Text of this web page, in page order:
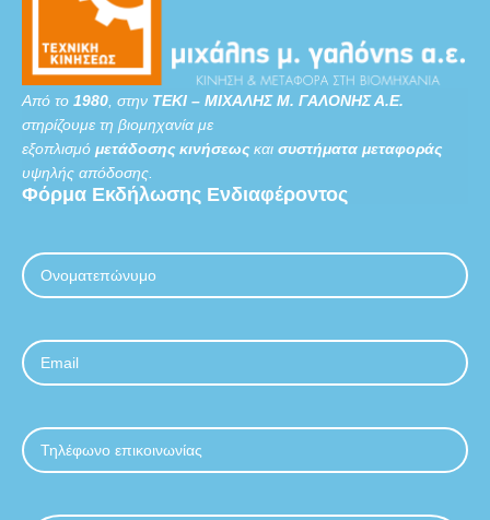
Από το 1980 , στην ΤΕΚΙ – ΜΙΧΑΛΗΣ Μ. ΓΑΛΟΝΗΣ Α.Ε.
στηρίζουμε τη βιομηχανία με
εξοπλισμό μετάδοσης κινήσεως και συστήματα μεταφοράς
υψηλής απόδοσης.
Φόρμα Εκδήλωσης Ενδιαφέροντος